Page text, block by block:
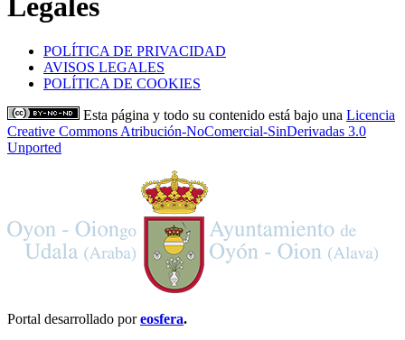
POLÍTICA DE PRIVACIDAD
AVISOS LEGALES
POLÍTICA DE COOKIES
Esta página y todo su contenido está bajo una Licencia
Creative Commons Atribución-NoComercial-SinDerivadas 3.0
Unported
Portal desarrollado poreosfera.